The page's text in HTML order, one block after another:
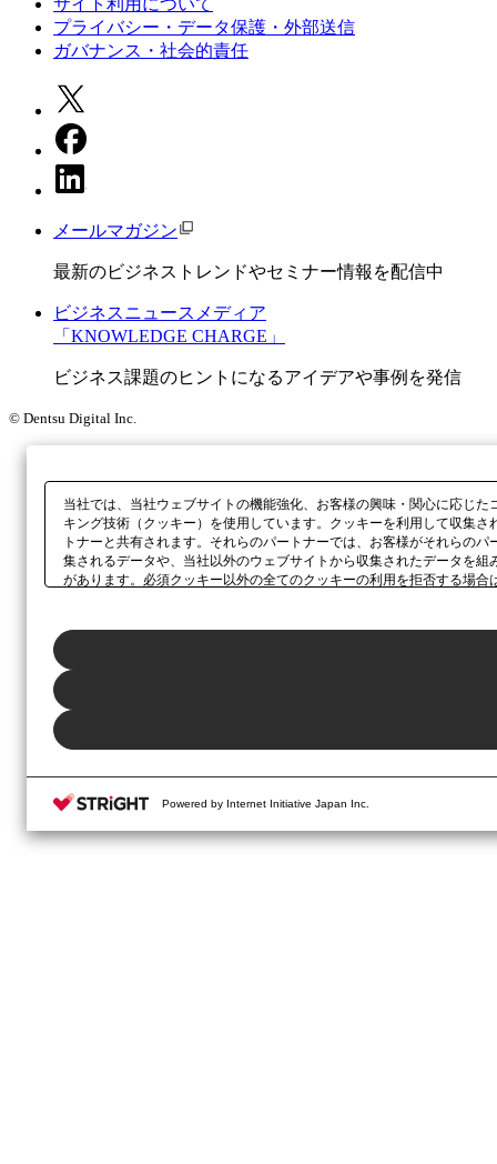
プライバシー・データ保護・外部送信
ガバナンス・社会的責任
メールマガジン
最新のビジネストレンドやセミナー情報を配信中
ビジネスニュースメディア
「KNOWLEDGE CHARGE」
ビジネス課題のヒントになるアイデアや事例を発信
© Dentsu Digital Inc.
当社では、当社ウェブサイトの機能強化、お客様の興味・関心に応じ
キング技術（クッキー）を使用しています。クッキーを利用して収集
トナーと共有されます。それらのパートナーでは、お客様がそれらの
集されるデータや、当社以外のウェブサイトから収集されたデータを
があります。必須クッキー以外の全てのクッキーの利用を拒否する場
Powered by Internet Initiative Japan Inc.